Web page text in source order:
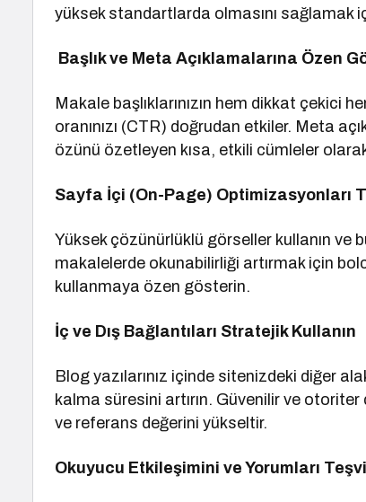
yüksek standartlarda olmasını sağlamak
Başlık ve Meta Açıklamalarına Özen
Makale başlıklarınızın hem dikkat çekici
oranınızı (CTR) doğrudan etkiler. Meta
özünü özetleyen kısa, etkili cümleler olarak
Sayfa İçi (On-Page) Optimizasyonları
Yüksek çözünürlüklü görseller kullanın ve
makalelerde okunabilirliği artırmak için
kullanmaya özen gösterin.
İç ve Dış Bağlantıları Stratejik Kullanın
Blog yazılarınız içinde sitenizdeki diğer
kalma süresini artırın. Güvenilir ve
ve referans değerini yükseltir.
Okuyucu Etkileşimini ve Yorumları